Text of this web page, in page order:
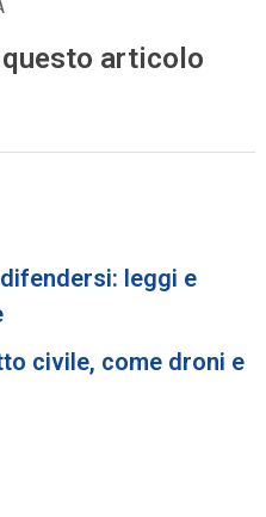
articolo
leggi e
civile, come droni e